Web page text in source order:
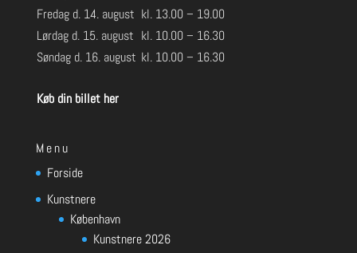
Fredag d. 14. august kl. 13.00 – 19.00
Lørdag d. 15. august kl. 10.00 – 16.30
Søndag d. 16. august kl. 10.00 – 16.30
Køb din billet her
Menu
Forside
Kunstnere
København
Kunstnere 2026